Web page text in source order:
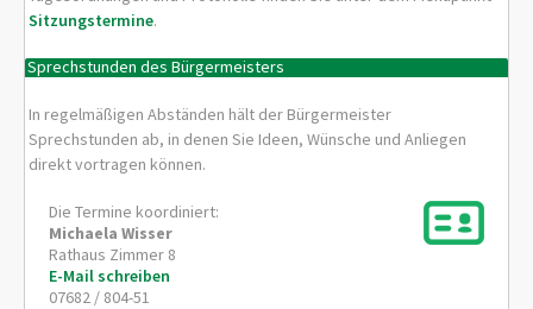
Sitzungstermine.
Sprechstunden des Bürgermeisters
In regelmäßigen Abständen hält der Bürgermeister
Sprechstunden ab, in denen Sie Ideen, Wünsche und Anliegen
direkt vortragen können.
Die Termine koordiniert:
Michaela Wisser
Rathaus Zimmer 8
E-Mail schreiben
07682 / 804-51